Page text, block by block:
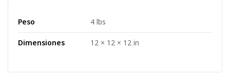
Peso 4 lbs
Dimensiones 12 × 12 × 12 in